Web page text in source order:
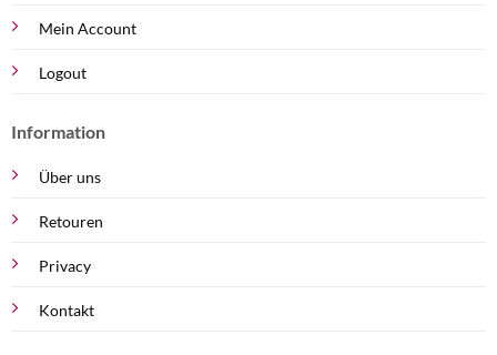
Mein Account
Logout
Information
Über uns
Retouren
Privacy
Kontakt